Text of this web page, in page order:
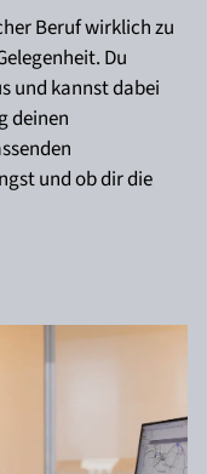
Beruf wirklich zu
Du
und kannst dabei
deinen
und ob dir die